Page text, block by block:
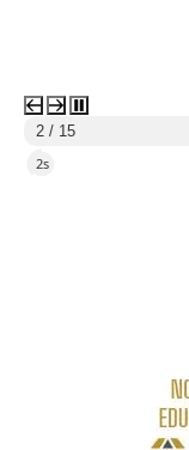
2 / 15
1s
link do